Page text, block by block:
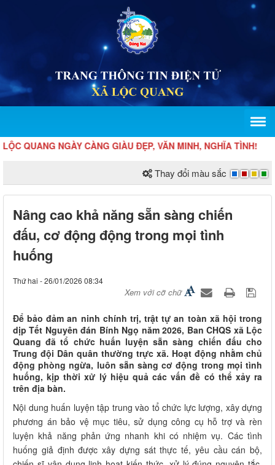
NGÀY CÀNG GIÀU ĐẸP, VĂN MINH, NGHĨA TÌNH!
Thay đổi màu sắc
Nâng cao khả năng sẵn sàng chiến
đấu, cơ động động trong mọi tình
huống
Thứ hai - 26/01/2026 08:34
Xem với cỡ chữ
Để bảo đảm an ninh chính trị, trật tự an toàn xã hội trong
dịp Tết Nguyên đán Bính Ngọ năm 2026, Ban CHQS xã Lộc
Quang đã tổ chức huấn luyện sẵn sàng chiến đấu cho
Trung đội Dân quân thường trực xã. Hoạt động nhằm chủ
động phòng ngừa, luôn sẵn sàng cơ động trong mọi tình
huống, kịp thời xử lý hiệu quả các vấn đề có thể xảy ra
trên địa bàn.
Nội dung huấn luyện tập trung vào tổ chức lực lượng, xây dựng
phương án bảo vệ mục tiêu, sử dụng công cụ hỗ trợ và rèn
luyện khả năng phản ứng nhanh khi có nhiệm vụ. Các tình
huống giả định được xây dựng sát thực tế, yêu cầu cán bộ,